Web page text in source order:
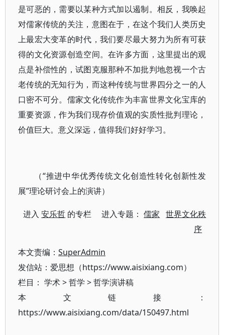
是可恶的，需要以某种方式加以遏制。相反，我唤起
对儒家传统的关注，意图在于，在这个我们人类历史
上最宏大变革的时代，我们要尽最大努力为所有可获
得的文化资源创造空间。在许多方面，这里提出的观
点是补偿性的，试图克服那种不加批判地忽视一个古
老传统的无知行为，而这种传统与世界四分之一的人
口密不可分。儒家文化传统作为丰富世界文化宝库的
重要资源，作为我们现存价值观的实质性批判理论，
价值巨大。意义深远，值得我们好好学习。
（“推进中华优秀传统文化创造性转化创新性发
展”理论研讨会上的演讲）
进入安乐哲 的专栏 进入专题：儒家
世界文化秩
序
本文责编： SuperAdmin
发信站：爱思想（https://www.aisixiang.com）
栏目： 学术>哲学 >哲学演讲稿
本文链接：
https://www.aisixiang.com/data/150497.html